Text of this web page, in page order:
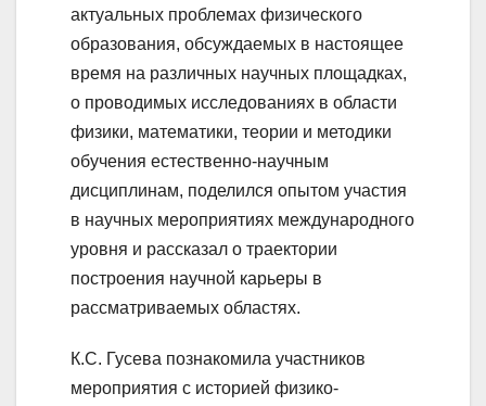
актуальных проблемах физического
образования, обсуждаемых в настоящее
время на различных научных площадках,
о проводимых исследованиях в области
физики, математики, теории и методики
обучения естественно-научным
дисциплинам, поделился опытом участия
в научных мероприятиях международного
уровня и рассказал о траектории
построения научной карьеры в
рассматриваемых областях.
К.С. Гусева познакомила участников
мероприятия с историей физико-